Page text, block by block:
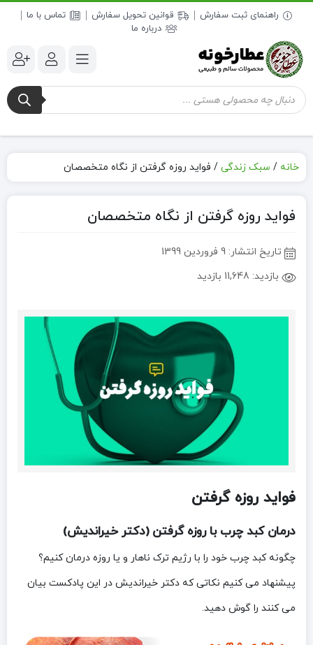
راهنمای ثبت سفارش قوانین تحویل سفارش
تماس با ما
درباره ما
جستجوی
محصولات
خانه / سبک زندگی / فواید روزه گرفتن از نگاه متخصصان
فواید روزه گرفتن از نگاه متخصصان
تاریخ انتشار: 9 فروردین 1399
بازدید: 11,648 بازدید
فواید روزه گرفتن
درمان کبد چرب با روزه گرفتن (دکتر خیراندیش)
چگونه کبد چرب خود را با رژیم ترک ناهار و یا روزه درمان کنیم؟
پیشنهاد می کنیم نکاتی که دکتر خیراندیش در این پادکست بیان
می کنند را گوش دهید.